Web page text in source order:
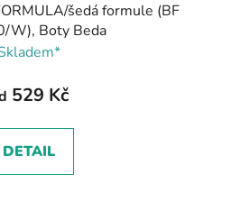
šedá formule (BF
W), Boty Beda
529 Kč
DETAIL